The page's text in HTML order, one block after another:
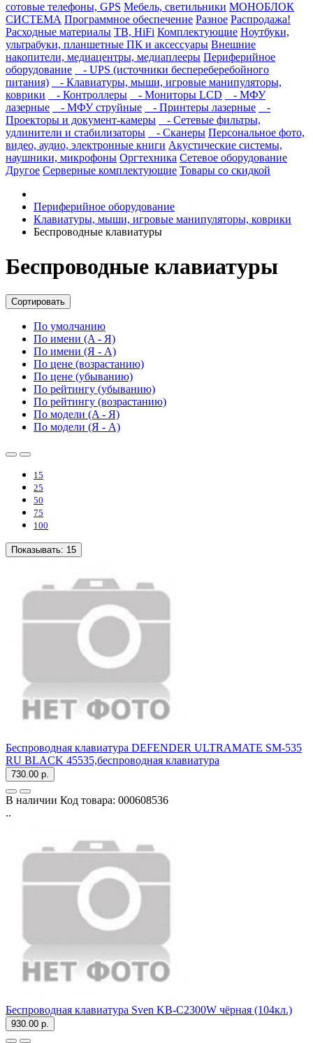
сотовые телефоны, GPS Мебель, светильники МОНОБЛОК
СИСТЕМА Программное обеспечение Разное Распродажа!
Расходные материалы ТВ, HiFi Комплектующие Ноутбуки,
ультрабуки, планшетные ПК и аксессуары Внешние
накопители, медиацентры, медиаплееры Периферийное
оборудование
- UPS (источники беспереберебойного
питания)
- Клавиатуры, мыши, игровые манипуляторы,
коврики
- Контроллеры - Мониторы LCD
- МФУ
лазерные
- МФУ струйные - Принтеры лазерные
-
Проекторы и документ-камеры
- Сетевые фильтры,
удлинители и стабилизаторы
- Сканеры Персональное фото,
видео, аудио, электронные книги Акустические системы,
наушники, микрофоны Оргтехника Сетевое оборудование
Другое Серверные комплектующие Товары со скидкой
Периферийное оборудование
Клавиатуры, мыши, игровые манипуляторы, коврики
Беспроводные клавиатуры
Беспроводные клавиатуры
Сортировать
По умолчанию
По имени (A - Я)
По имени (Я - A)
По цене (возрастанию)
По цене (убыванию)
По рейтингу (убыванию)
По рейтингу (возрастанию)
По модели (A - Я)
По модели (Я - A)
15
25
50
75
100
Показывать: 15
Беспроводная клавиатура DEFENDER ULTRAMATE SM-535
RU BLACK 45535,беспроводная клавиатура
730.00 р.
В наличии Код товара: 000608536
..
Беспроводная клавиатура Sven KB-C2300W чёрная (104кл.)
930.00 р.